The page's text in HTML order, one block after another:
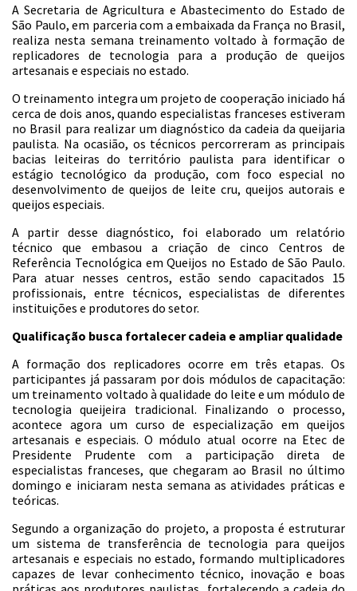
A Secretaria de Agricultura e Abastecimento do Estado de
São Paulo, em parceria com a embaixada da França no Brasil,
realiza nesta semana treinamento voltado à formação de
replicadores de tecnologia para a produção de queijos
artesanais e especiais no estado.
O treinamento integra um projeto de cooperação iniciado há
cerca de dois anos, quando especialistas franceses estiveram
no Brasil para realizar um diagnóstico da cadeia da queijaria
paulista. Na ocasião, os técnicos percorreram as principais
bacias leiteiras do território paulista para identificar o
estágio tecnológico da produção, com foco especial no
desenvolvimento de queijos de leite cru, queijos autorais e
queijos especiais.
A partir desse diagnóstico, foi elaborado um relatório
técnico que embasou a criação de cinco Centros de
Referência Tecnológica em Queijos no Estado de São Paulo.
Para atuar nesses centros, estão sendo capacitados 15
profissionais, entre técnicos, especialistas de diferentes
instituições e produtores do setor.
Qualificação busca fortalecer cadeia e ampliar qualidade
A formação dos replicadores ocorre em três etapas. Os
participantes já passaram por dois módulos de capacitação:
um treinamento voltado à qualidade do leite e um módulo de
tecnologia queijeira tradicional. Finalizando o processo,
acontece agora um curso de especialização em queijos
artesanais e especiais. O módulo atual ocorre na Etec de
Presidente Prudente com a participação direta de
especialistas franceses, que chegaram ao Brasil no último
domingo e iniciaram nesta semana as atividades práticas e
teóricas.
Segundo a organização do projeto, a proposta é estruturar
um sistema de transferência de tecnologia para queijos
artesanais e especiais no estado, formando multiplicadores
capazes de levar conhecimento técnico, inovação e boas